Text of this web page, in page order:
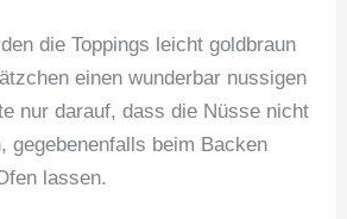
die Toppings leicht goldbraun
einen wunderbar nussigen
nur darauf, dass die Nüsse nicht
gegebenenfalls beim Backen
lassen.